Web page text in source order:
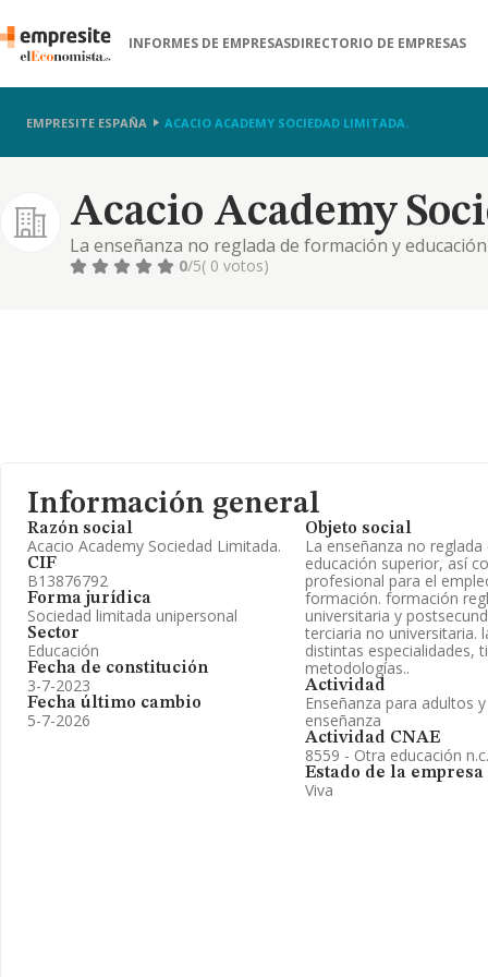
INFORMES DE EMPRESASDIRECTORIO DE EMPRESAS
EMPRESITE ESPAÑA ACACIO ACADEMY SOCIEDAD LIMITADA.
Acacio Academy
La enseñanza no reglada de formación y
empleo y cursos de formación. formación
0/5( 0 votos)
Información general
Razón social
Acacio Academy Sociedad Limitada.
CIF
B13876792
Forma jurídica
Sociedad limitada unipersonal
Sector
Educación
Fecha de constitución
3-7-2023
Fecha último cambio
5-7-2026
Objeto social
La enseñanza no
educación superior, así
profesional para el
formación. formación
universitaria y
terciaria no universitaria.
distintas especialidades,
metodologías..
Actividad
Enseñanza para adultos
enseñanza
Actividad CNAE
8559 - Otra educación
Estado de la empresa
Viva